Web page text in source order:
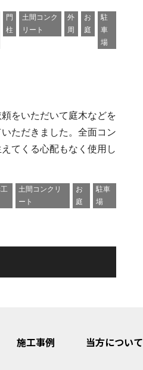
門
柱
土間コンク
リート
外
周
お
庭
駐
車
場
をいただいて庭木などを
ただきました。全面コン
てくる心配もなく使用し
土間コンクリ
ート
お
庭
駐車
場
施工事例 当方について